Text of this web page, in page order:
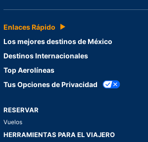
Enlaces Rápido
Los mejores destinos de México
Destinos Internacionales
Top Aerolíneas
Tus Opciones de Privacidad
RESERVAR
Vuelos
HERRAMIENTAS PARA EL VIAJERO